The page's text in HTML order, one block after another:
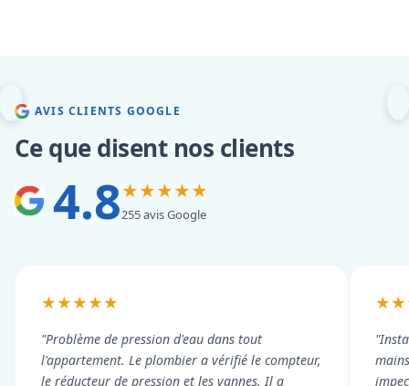
AVIS CLIENTS GOOGLE
Ce que disent nos clients
4.8★★★★★
255 avis Google
★★★★★
"Problème de pression d'eau dans tout
l'appartement. Le plombier a vérifié le compteur,
le réducteur de pression et les vannes. Il a